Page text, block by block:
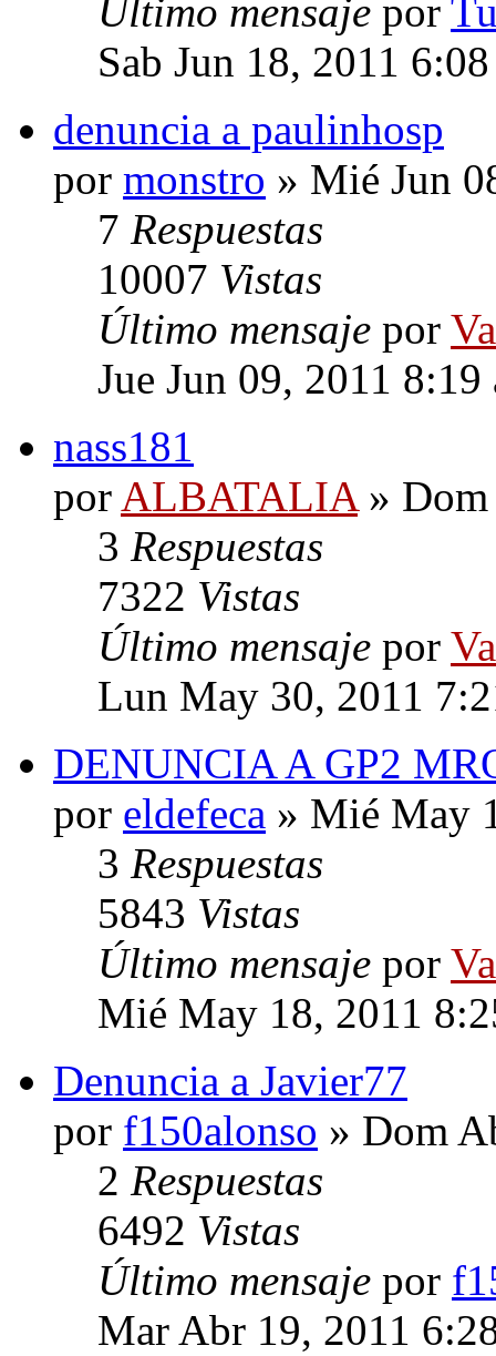
Último mensaje por
Sab Jun 18, 2011
denuncia a paulinhosp
por monstro » Mié Jun
7 Respuestas
10007 Vistas
Último mensaje por
Jue Jun 09, 2011 8:19
nass181
por ALBATALIA» Dom
3 Respuestas
7322 Vistas
Último mensaje por
Lun May 30, 2011
DENUNCIA A GP2
por eldefeca » Mié May
3 Respuestas
5843 Vistas
Último mensaje por
Mié May 18, 2011
Denuncia a Javier77
por f150alonso » Dom
2 Respuestas
6492 Vistas
Último mensaje por
Mar Abr 19, 2011